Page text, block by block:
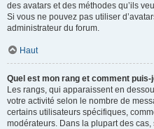
des avatars et des méthodes qu’ils
Si vous ne pouvez pas utiliser
administrateur du forum.
Haut
Quel est mon rang et comment
Les rangs, qui apparaissent en
votre activité selon le nombre de
certains utilisateurs spécifiques,
modérateurs. Dans la plupart des